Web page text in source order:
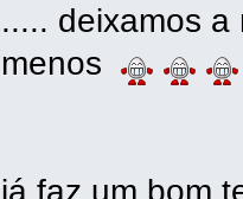
..... deixamos
menos
já faz um bom